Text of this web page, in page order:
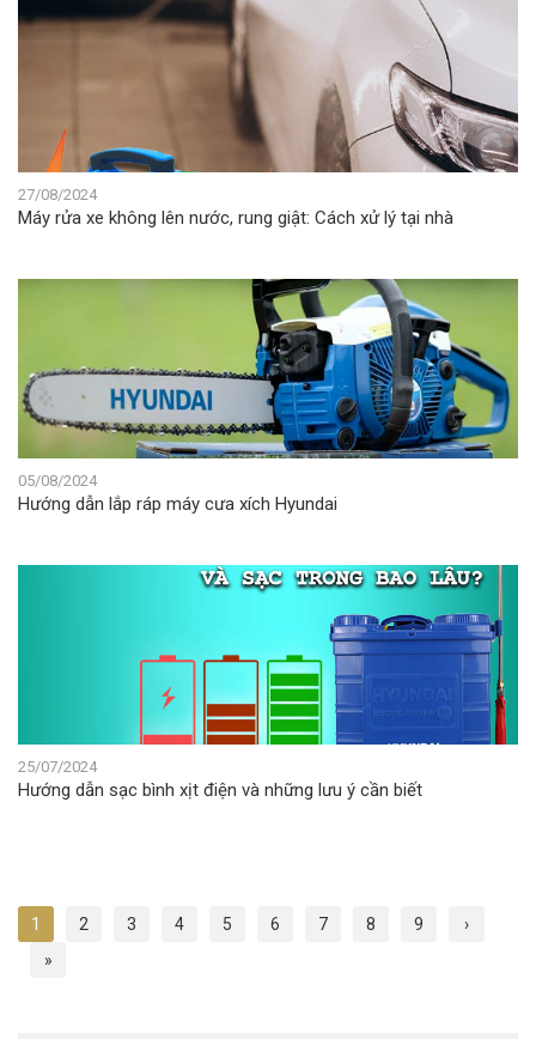
27/08/2024
Máy rửa xe không lên nước, rung giật: Cách xử lý tại nhà
05/08/2024
Hướng dẫn lắp ráp máy cưa xích Hyundai
25/07/2024
Hướng dẫn sạc bình xịt điện và những lưu ý cần biết
1 2 3 4 5 6 7 8 9
›
»